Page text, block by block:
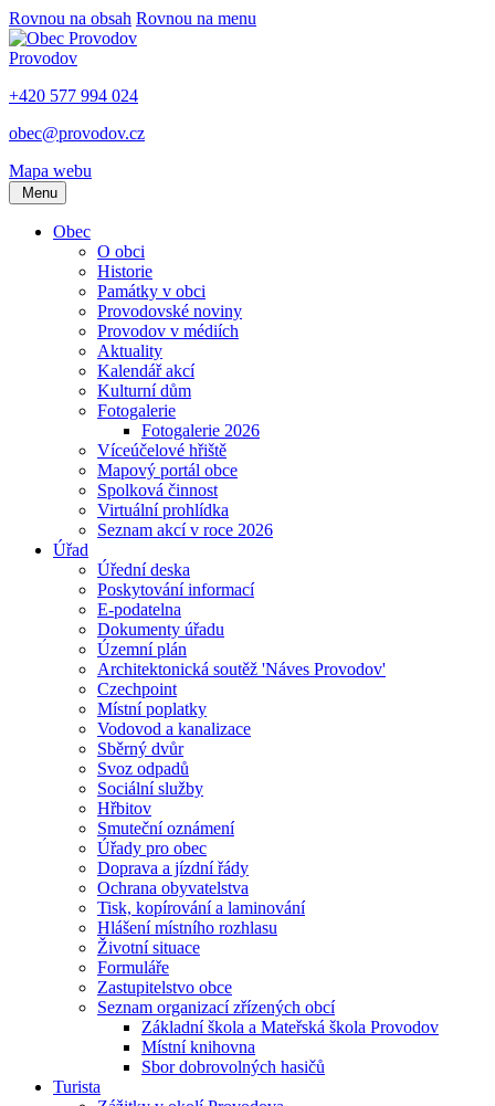
Rovnou na obsah Rovnou na menu
Provodov
+420 577 994 024
obec@provodov.cz
Mapa webu
Menu
Obec
O obci
Historie
Památky v obci
Provodovské noviny
Provodov v médiích
Aktuality
Kalendář akcí
Kulturní dům
Fotogalerie
Fotogalerie 2026
Víceúčelové hřiště
Mapový portál obce
Spolková činnost
Virtuální prohlídka
Seznam akcí v roce 2026
Úřad
Úřední deska
Poskytování informací
E-podatelna
Dokumenty úřadu
Územní plán
Architektonická soutěž 'Náves Provodov'
Czechpoint
Místní poplatky
Vodovod a kanalizace
Sběrný dvůr
Svoz odpadů
Sociální služby
Hřbitov
Smuteční oznámení
Úřady pro obec
Doprava a jízdní řády
Ochrana obyvatelstva
Tisk, kopírování a laminování
Hlášení místního rozhlasu
Životní situace
Formuláře
Zastupitelstvo obce
Seznam organizací zřízených obcí
Základní škola a Mateřská škola Provodov
Místní knihovna
Sbor dobrovolných hasičů
Turista